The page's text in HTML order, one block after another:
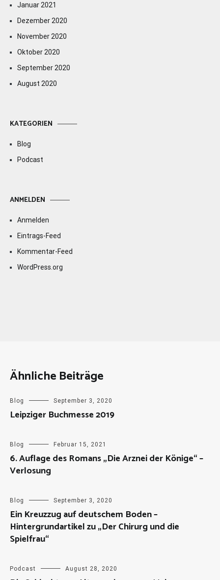
Januar 2021
Dezember 2020
November 2020
Oktober 2020
September 2020
August 2020
KATEGORIEN
Blog
Podcast
ANMELDEN
Anmelden
Eintrags-Feed
Kommentar-Feed
WordPress.org
Ähnliche Beiträge
Blog September 3, 2020
Leipziger Buchmesse 2019
Blog Februar 15, 2021
6. Auflage des Romans „Die Arznei der Könige“ –
Verlosung
Blog September 3, 2020
Ein Kreuzzug auf deutschem Boden –
Hintergrundartikel zu „Der Chirurg und die
Spielfrau“
Podcast August 28, 2020